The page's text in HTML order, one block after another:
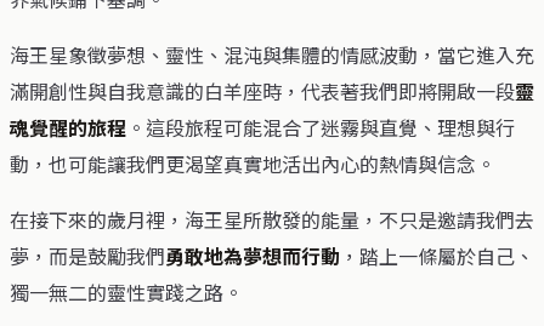
海王星象徵夢想、靈性、混沌與集體的情感波動，當它進入充
滿開創性與自我意識的白羊座時，代表著我們即將開啟一段靈
魂覺醒的旅程 。這段旅程可能混合了迷霧與直覺、理想與行
動，也可能讓我們更渴望真實地活出內心的熱情與信念。
在接下來的歲月裡，海王星所散發的能量，不只是邀請我們去
夢，而是鼓勵我們勇敢地為夢想而行動 ，踏上一條屬於自己、
獨一無二的靈性實踐之路。